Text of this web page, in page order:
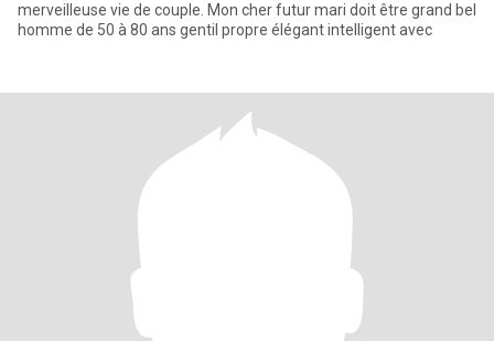
merveilleuse vie de couple. Mon cher futur mari doit être grand bel
homme de 50 à 80 ans gentil propre élégant intelligent avec